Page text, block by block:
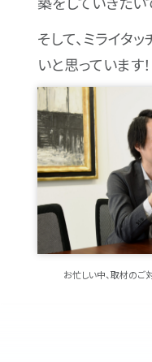
そして、ミライタ
いと思っています！
お忙しい中、取材のご